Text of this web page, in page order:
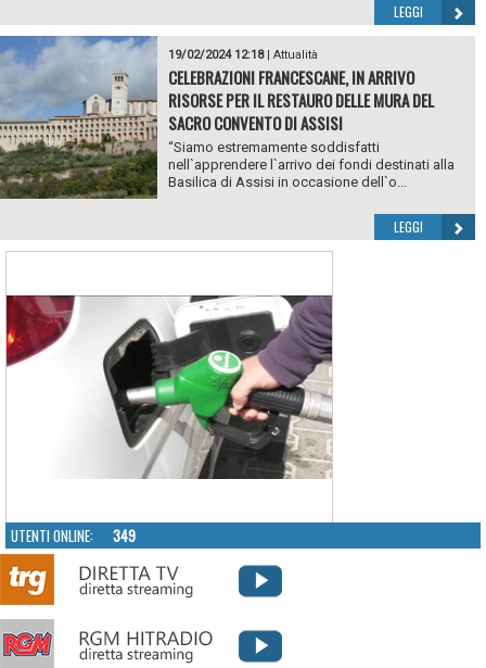
LEGGI
19/02/2024 12:18| Attualità
CELEBRAZIONI FRANCESCANE, IN ARRIVO
RISORSE PER IL RESTAURO DELLE MURA DEL
SACRO CONVENTO DI ASSISI
“Siamo estremamente soddisfatti
nell`apprendere l`arrivo dei fondi destinati alla
Basilica di Assisi in occasione dell`o...
LEGGI
UTENTI ONLINE: 349